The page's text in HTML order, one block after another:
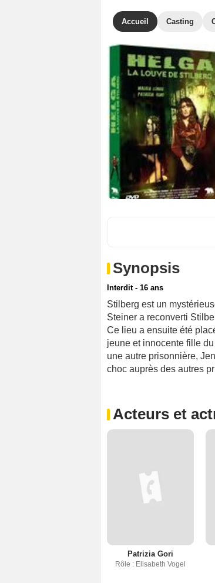
Accueil Casting
Synopsis
Interdit - 16 ans
Stilberg est un
Steiner a reconverti
Ce lieu a ensuite été
jeune et innocente fille
une autre prisonnière,
choc auprès des autres
Acteurs et
Patrizia Gori
Rôle : Elisabeth Vogel